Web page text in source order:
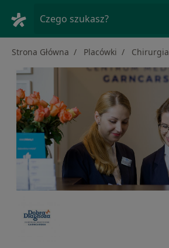
Czego szukasz?
Strona Główna Placówki Chirurgia